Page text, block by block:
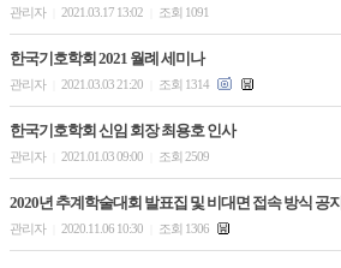
관리자 2021.03.17 13:02 조회 1091
한국기호학회 2021 월례 세미나
관리자 2021.03.03 21:20 조회 1314
한국기호학회 신임 회장 최용호 인사
관리자 2021.01.03 09:00 조회 2509
2020년 추계학술대회 발표집 및 비대면 접속 방식 공지
관리자 2020.11.06 10:30 조회 1306